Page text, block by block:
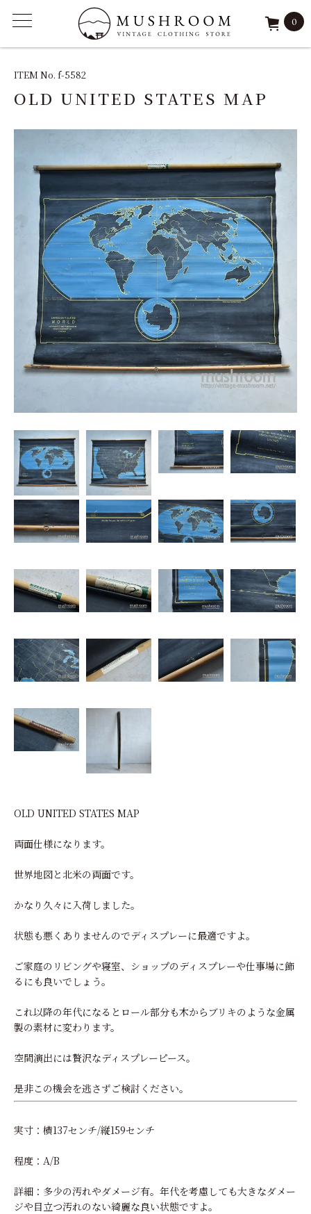
FEATURE
REPAIR
0
ITEM No. f-5582
OLD UNITED STATES MAP
OLD UNITED STATES MAP
両面仕様になります。
世界地図と北米の両面です。
かなり久々に入荷しました。
状態も悪くありませんのでディスプレーに最適ですよ。
ご家庭のリビングや寝室、ショップのディスプレーや仕事場に飾
るにも良いでしょう。
これ以降の年代になるとロール部分も木からブリキのような金属
製の素材に変わります。
空間演出には贅沢なディスプレーピース。
是非この機会を逃さずご検討ください。
実寸：横137センチ/縦159センチ
程度：A/B
詳細：多少の汚れやダメージ有。年代を考慮しても大きなダメー
ジや目立つ汚れのない綺麗な良い状態ですよ。